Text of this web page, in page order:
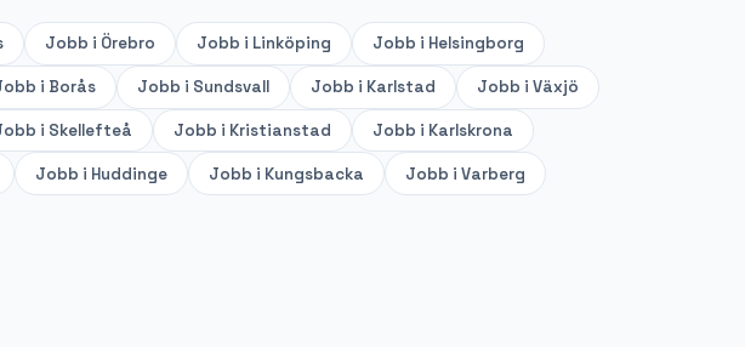
Jobb i Örebro Jobb i Linköping Jobb i Helsingborg
i Borås Jobb i Sundsvall Jobb i Karlstad Jobb i Växjö
i Skellefteå Jobb i Kristianstad Jobb i Karlskrona
Jobb i Huddinge Jobb i Kungsbacka Jobb i Varberg